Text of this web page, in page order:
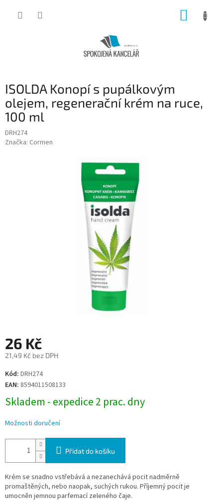
ISOLDA Konopí s pupálkovým
olejem, regenerační krém na ruce,
100 ml
DRH274
Značka: Cormen
26 Kč
21,49 Kč bez DPH
Měrná
cena:
Kód: DRH274
EAN: 8594011508133
Skladem - expedice 2 prac. dny
Možnosti doručení
Přidat do košíku
Krém se snadno vstřebává a nezanechává pocit nadměrně
promaštěných, nebo naopak, suchých rukou. Příjemný pocit je
umocněn jemnou parfemací zeleného čaje.